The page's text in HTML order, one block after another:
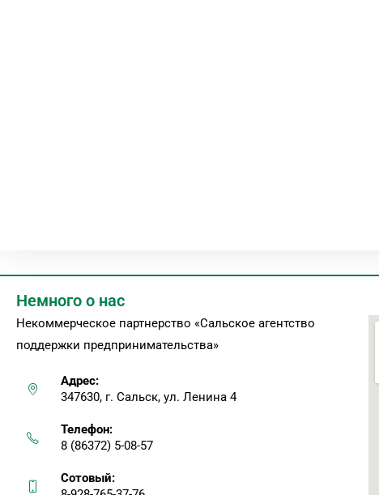
Немного о нас
Некоммерческое партнерство «Сальское агентство
поддержки предпринимательства»
Адрес:
347630, г. Сальск, ул. Ленина 4
Телефон:
8 (86372) 5-08-57
Сотовый: